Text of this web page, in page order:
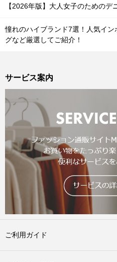
【2026年版】大人女子のためのデ
憧れのハイブランド7選！人気イ
グなど厳選してご紹介！
サービス案内
ご利用ガイド